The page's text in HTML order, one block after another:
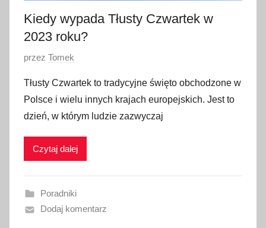
Kiedy wypada Tłusty Czwartek w
2023 roku?
O
u
b
l
i
a
n
przez Tomek
Tłusty Czwartek to tradycyjne święto obchodzone w
Polsce i wielu innych krajach europejskich. Jest to
dzień, w którym ludzie zazwyczaj
Czytaj dalej
Poradniki
Dodaj komentarz